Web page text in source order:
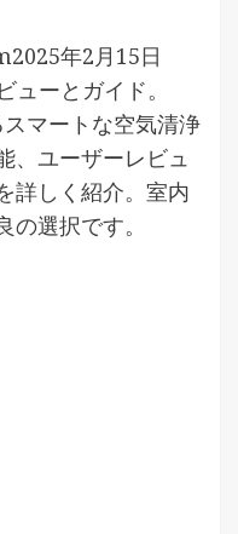
2025年2月15日
ーとガイド。
マートな空気清浄
、ユーザーレビュ
詳しく紹介。室内
選択です。